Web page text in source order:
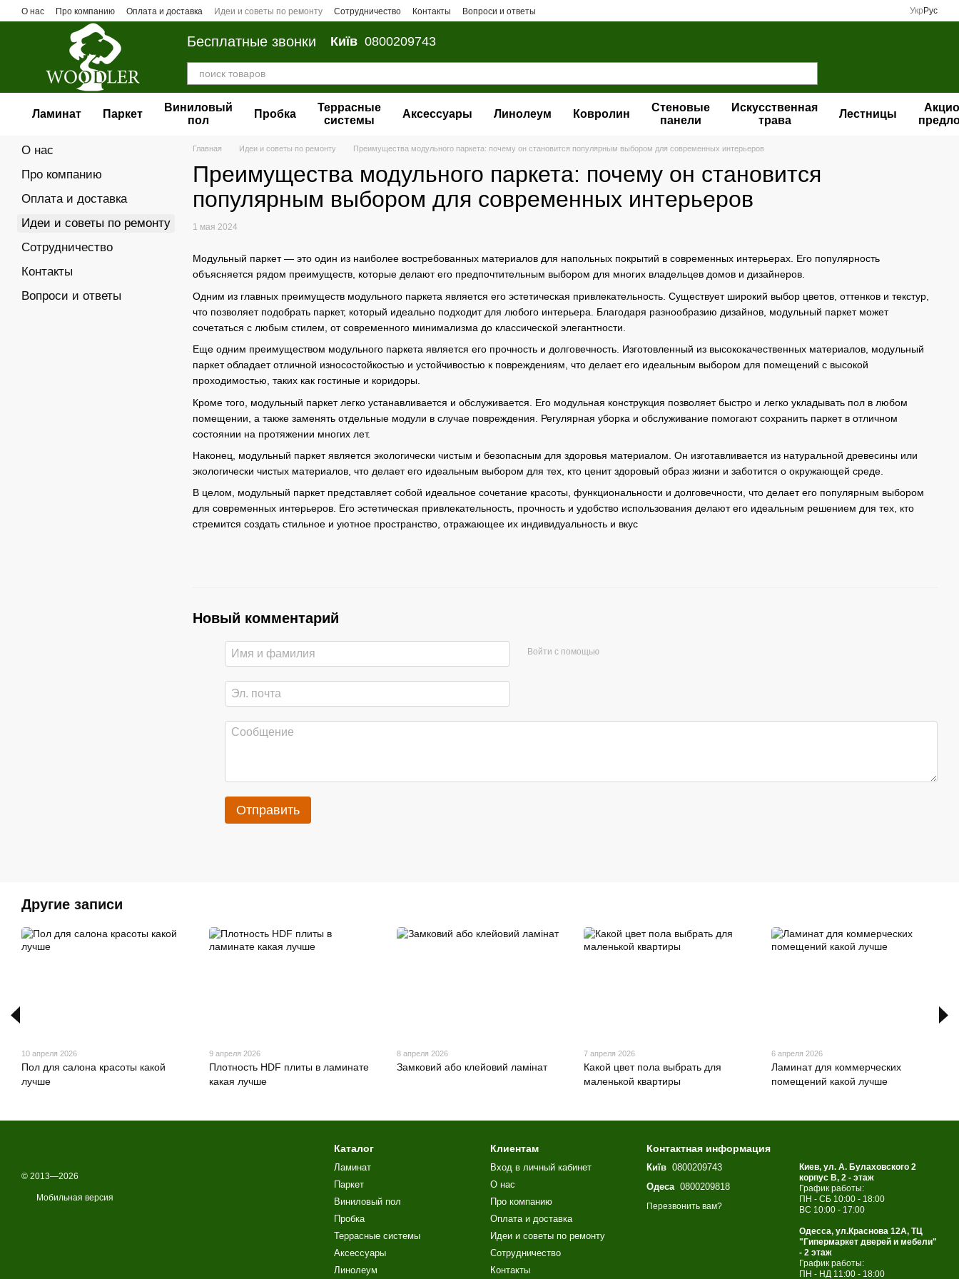
Перейти к основному контенту
О нас Про компанию Оплата и доставка Идеи и советы по ремонту Сотрудничество Контакты Вопроси и ответы Укр Рус
Бесплатные звонки Київ 0800209743
Ламинат Паркет
Виниловый
пол
Пробка
Террасные
системы
Аксессуары Линолеум Ковролин
Стеновые
панели
Искусственная
трава
Лестницы
Главная Идеи и советы по ремонту Преимущества модульного паркета: почему он становится популярным выбором для современных интерьеров
Преимущества модульного паркета: почему он становится
популярным выбором для современных интерьеров
1 мая 2024
Модульный паркет — это один из наиболее востребованных материалов для напольных покрытий в современных интерьерах. Его популярность
объясняется рядом преимуществ, которые делают его предпочтительным выбором для многих владельцев домов и дизайнеров.
Одним из главных преимуществ модульного паркета является его эстетическая привлекательность. Существует широкий выбор цветов, оттенков и текстур,
что позволяет подобрать паркет, который идеально подходит для любого интерьера. Благодаря разнообразию дизайнов, модульный паркет может
сочетаться с любым стилем, от современного минимализма до классической элегантности.
Еще одним преимуществом модульного паркета является его прочность и долговечность. Изготовленный из высококачественных материалов, модульный
паркет обладает отличной износостойкостью и устойчивостью к повреждениям, что делает его идеальным выбором для помещений с высокой
проходимостью, таких как гостиные и коридоры.
Кроме того, модульный паркет легко устанавливается и обслуживается. Его модульная конструкция позволяет быстро и легко укладывать пол в любом
помещении, а также заменять отдельные модули в случае повреждения. Регулярная уборка и обслуживание помогают сохранить паркет в отличном
состоянии на протяжении многих лет.
Наконец, модульный паркет является экологически чистым и безопасным для здоровья материалом. Он изготавливается из натуральной древесины или
экологически чистых материалов, что делает его идеальным выбором для тех, кто ценит здоровый образ жизни и заботится о окружающей среде.
В целом, модульный паркет представляет собой идеальное сочетание красоты, функциональности и долговечности, что делает его популярным выбором
для современных интерьеров. Его эстетическая привлекательность, прочность и удобство использования делают его идеальным решением для тех, кто
стремится создать стильное и уютное пространство, отражающее их индивидуальность и вкус
Новый комментарий
Войти с помощью
Отправить
О нас
Про компанию
Оплата и доставка
Идеи и советы по ремонту
Сотрудничество
Контакты
Вопроси и ответы
Другие записи
10 апреля 2026
Пол для салона красоты какой
лучше
9 апреля 2026
Плотность HDF плиты в ламинате
какая лучше
8 апреля 2026
Замковий або клейовий ламінат
7 апреля 2026
Какой цвет пола выбрать для
маленькой квартиры
6 апреля 2026
Ламинат для коммерческих
помещений какой лучше
© 2013—2026
Мобильная версия
Каталог
Ламинат
Паркет
Виниловый пол
Пробка
Террасные системы
Аксессуары
Линолеум
Клиентам
Вход в личный кабинет
О нас
Про компанию
Оплата и доставка
Идеи и советы по ремонту
Сотрудничество
Контакты
Контактная информация
Київ 0800209743
Одеса0800209818
Перезвонить вам?
Киев, ул. А. Булаховского 2
корпус B, 2 - этаж
График работы:
ПН - СБ 10:00 - 18:00
ВС 10:00 - 17:00
Одесса, ул.Краснова 12А, ТЦ
"Гипермаркет дверей и мебели"
- 2 этаж
График работы:
ПН - НД 11:00 - 18:00